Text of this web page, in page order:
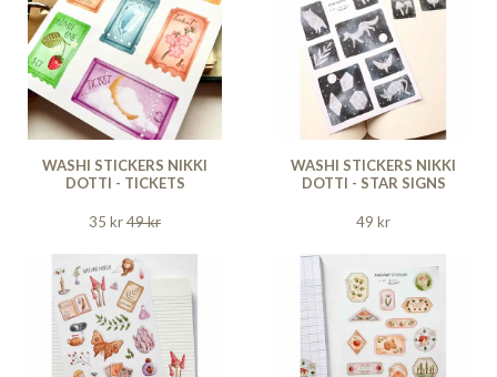
WASHI STICKERS NIKKI
DOTTI - TICKETS
35 kr49 kr
WASHI STICKERS NIKKI
DOTTI - STAR SIGNS
49 kr